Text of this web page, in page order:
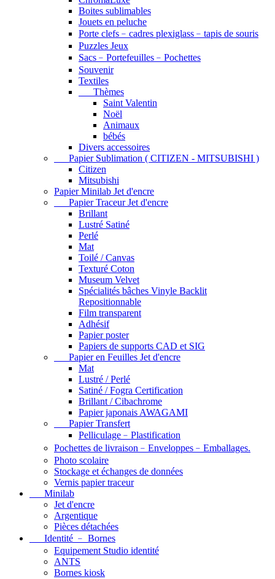
Boites sublimables
Jouets en peluche
Porte clefs﹣cadres plexiglass﹣tapis de souris
Puzzles Jeux
Sacs﹣Portefeuilles﹣Pochettes
Souvenir
Textiles
Thèmes
Saint Valentin
Noël
Animaux
bébés
Divers accessoires
Papier Sublimation ( CITIZEN - MITSUBISHI )
Citizen
Mitsubishi
Papier Minilab Jet d'encre
Papier Traceur Jet d'encre
Brillant
Lustré Satiné
Perlé
Mat
Toilé / Canvas
Texturé Coton
Museum Velvet
Spécialités bâches Vinyle Backlit
Repositionnable
Film transparent
Adhésif
Papier poster
Papiers de supports CAD et SIG
Papier en Feuilles Jet d'encre
Mat
Lustré / Perlé
Satiné / Fogra Certification
Brillant / Cibachrome
Papier japonais AWAGAMI
Papier Transfert
Pelliculage﹣Plastification
Pochettes de livraison﹣Enveloppes﹣Emballages.
Photo scolaire
Stockage et échanges de données
Vernis papier traceur
Minilab
Jet d'encre
Argentique
Pièces détachées
Identité ﹣ Bornes
Equipement Studio identité
ANTS
Bornes kiosk